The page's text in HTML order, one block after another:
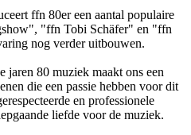
ffn 80er een aantal populaire
"ffn Tobi Schäfer" en "ffn
nog verder uitbouwen.
jaren 80 muziek maakt ons een
die een passie hebben voor dit
en professionele
liefde voor de muziek.